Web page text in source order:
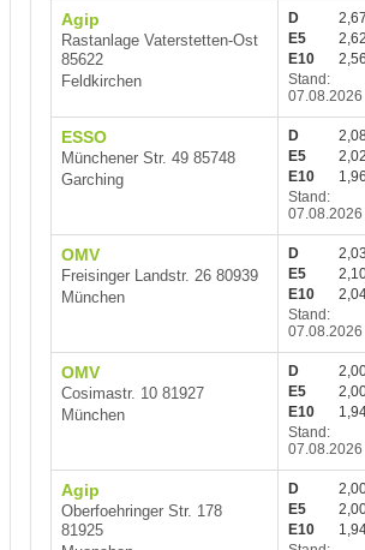
Agip
Rastanlage Vaterstetten-Ost
85622
Feldkirchen
D
E5
E10
Stand:
07.08.2026
ESSO
Münchener Str. 49 85748
Garching
D
E5
E10
Stand:
07.08.2026
OMV
Freisinger Landstr. 26 80939
München
D
E5
E10
Stand:
07.08.2026
OMV
Cosimastr. 10 81927
München
D
E5
E10
Stand:
07.08.2026
Agip
Oberfoehringer Str. 178
81925
D
E5
E10